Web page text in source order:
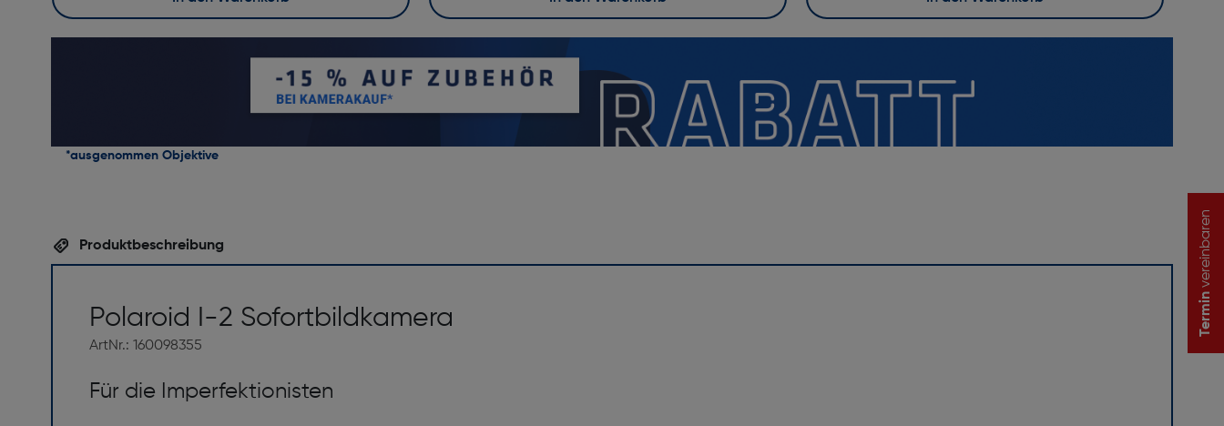
*ausgenommen Objektive
Produktbeschreibung
Polaroid I-2 Sofortbildkamera
ArtNr.: 160098355
Für die Imperfektionisten
Termin
vereinbaren